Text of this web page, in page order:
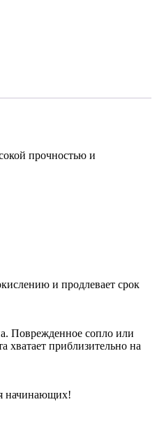
прочностью и
и продлевает срок
Поврежденное сопло или
хватает приблизительно на
начинающих!